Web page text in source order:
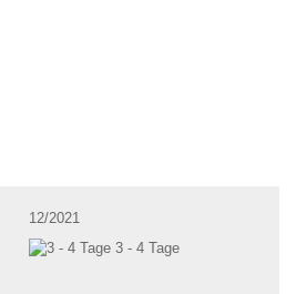
12/2021
3 - 4 Tage